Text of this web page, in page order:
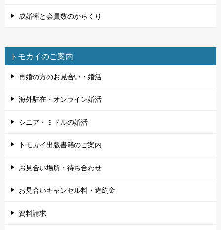
成婚率と会員数のからくり
トモカイのご案内
再婚の方のお見合い・婚活
海外駐在・オンライン婚活
シニア・ミドルの婚活
トモカイ出版書籍のご案内
お見合い場所・待ち合わせ
お見合いキャンセル料・違約金
資料請求